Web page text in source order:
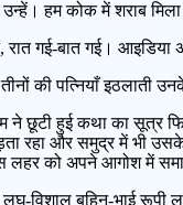
हम कोक में शराब
रात गई-बात गई।
की पत्नियाँ इठलाती
ने छूटी हुई कथा का सूत्र
रहा और समुद्र में भी
लहर को अपने आगोश में
लघु-विशाल बहिन-भाई रूपी